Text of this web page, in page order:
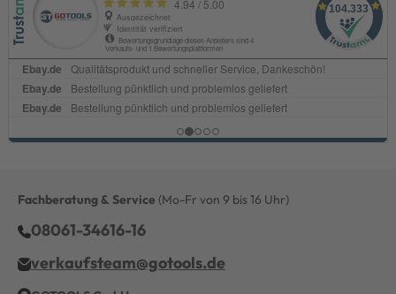
Fachberatung & Service (Mo-Fr von 9 bis 16 Uhr)
08061-34616-16
verkaufsteam@gotools.de